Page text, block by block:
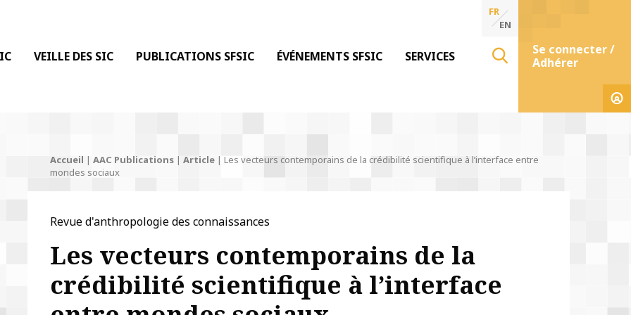
LA COMMUNICATION
VEILLE DES SIC PUBLICATIONS SFSIC ÉVÉNEMENTS SFSIC SERVICES
FR
EN
Se connecter /
Adhérer
Accueil | AAC Publications| Article| Les vecteurs contemporains de la crédibilité scientifique à l’interface entre
mondes sociaux
Revue d'anthropologie des connaissances
Les vecteurs contemporains de la
crédibilité scientifique à l’interface